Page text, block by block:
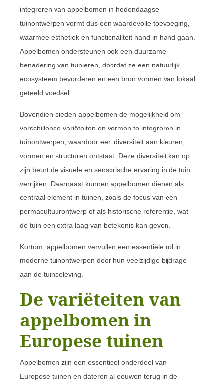
integreren van appelbomen in hedendaagse
tuinontwerpen vormt dus een waardevolle toevoeging,
waarmee esthetiek en functionaliteit hand in hand gaan.
Appelbomen ondersteunen ook een duurzame
benadering van tuinieren, doordat ze een natuurlijk
ecosysteem bevorderen en een bron vormen van lokaal
geteeld voedsel.
Bovendien bieden appelbomen de mogelijkheid om
verschillende variëteiten en vormen te integreren in
tuinontwerpen, waardoor een diversiteit aan kleuren,
vormen en structuren ontstaat. Deze diversiteit kan op
zijn beurt de visuele en sensorische ervaring in de tuin
verrijken. Daarnaast kunnen appelbomen dienen als
centraal element in tuinen, zoals de focus van een
permacultuurontwerp of als historische referentie, wat
de tuin een extra laag van betekenis kan geven.
Kortom, appelbomen vervullen een essentiële rol in
moderne tuinontwerpen door hun veelzijdige bijdrage
aan de tuinbeleving.
De variëteiten van
appelbomen in
Europese tuinen
Appelbomen zijn een essentieel onderdeel van
Europese tuinen en dateren al eeuwen terug in de